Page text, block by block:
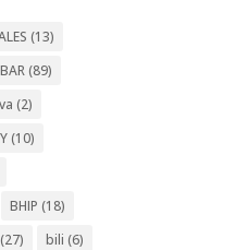
(13)
(89)
(2)
(10)
BHIP (18)
(27) bili (6)